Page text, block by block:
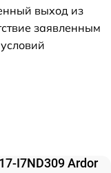
выход из
заявленным
I7ND309 Ardor